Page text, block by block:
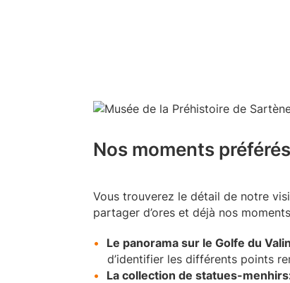
Nos moments préférés
Vous trouverez le détail de notre
partager d’ores et déjà nos
Le panorama sur le Golfe du
d’identifier les différents points
La collection de statues-